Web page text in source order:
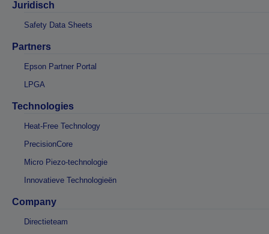
Juridisch
Safety Data Sheets
Partners
Epson Partner Portal
LPGA
Technologies
Heat-Free Technology
PrecisionCore
Micro Piezo-technologie
Innovatieve Technologieën
Company
Directieteam